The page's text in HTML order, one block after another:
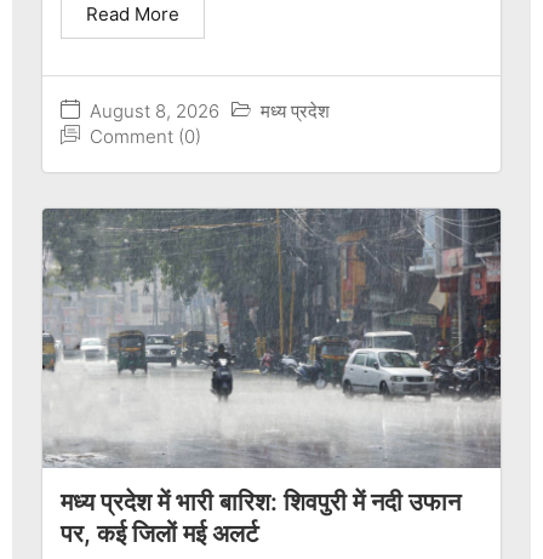
August 8, 2026
मध्य प्रदेश
Comment (0)
Read More
मध्य प्रदेश में भारी बारिश: शिवपुरी में नदी उफान
पर, कई जिलों मई अलर्ट